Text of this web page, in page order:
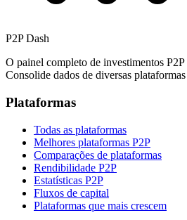
P2P Dash
O painel completo de investimentos P2P
Consolide dados de diversas
Plataformas
Todas as plataformas
Melhores plataformas P2P
Comparações de plataformas
Rendibilidade P2P
Estatísticas P2P
Fluxos de capital
Plataformas que mais crescem